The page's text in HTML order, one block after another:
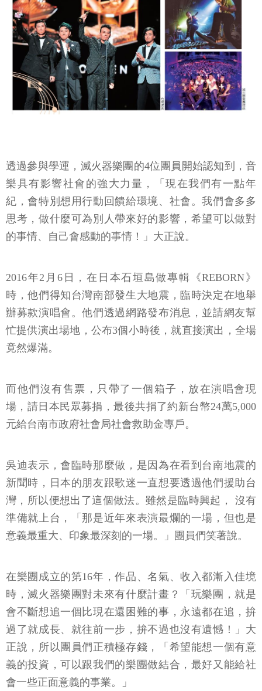
透過參與學運，滅火器樂團的4位團員開始認知到，音
樂具有影響社會的強大力量，「現在我們有一點年
紀，會特別想用行動回饋給環境、社會。我們會多多
思考，做什麼可為別人帶來好的影響，希望可以做對
的事情、自己會感動的事情！」大正說。
2016年2月6日，在日本石垣島做專輯《REBORN》
時，他們得知台灣南部發生大地震，臨時決定在地舉
辦募款演唱會。他們透過網路發布消息，並請網友幫
忙提供演出場地，公布3個小時後，就直接演出，全場
竟然爆滿。
而他們沒有售票，只帶了一個箱子，放在演唱會現
場，請日本民眾募捐，最後共捐了約新台幣24萬5,000
元給台南市政府社會局社會救助金專戶。
吳迪表示，會臨時那麼做，是因為在看到台南地震的
新聞時，日本的朋友跟歌迷一直想要透過他們援助台
灣，所以便想出了這個做法。雖然是臨時興起， 沒有
準備就上台，「那是近年來表演最爛的一場，但也是
意義最重大、印象最深刻的一場。」團員們笑著說。
在樂團成立的第16年，作品、名氣、收入都漸入佳境
時，滅火器樂團對未來有什麼計畫？「玩樂團，就是
會不斷想追一個比現在還困難的事，永遠都在追，拚
過了就成長、就往前一步，拚不過也沒有遺憾！」大
正說，所以團員們正積極存錢，「希望能想一個有意
義的投資，可以跟我們的樂團做結合，最好又能給社
會一些正面意義的事業。」